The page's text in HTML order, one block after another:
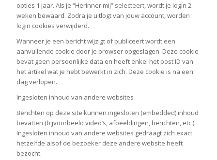
opties 1 jaar. Als je “Herinner mij” selecteert, wordt je login 2
weken bewaard. Zodra je uitlogt van jouw account, worden
login cookies verwijderd.
Wanneer je een bericht wijzigt of publiceert wordt een
aanvullende cookie door je browser opgeslagen. Deze cookie
bevat geen persoonlijke data en heeft enkel het post ID van
het artikel wat je hebt bewerkt in zich. Deze cookie is na een
dag verlopen.
Ingesloten inhoud van andere websites
Berichten op deze site kunnen ingesloten (embedded) inhoud
bevatten (bijvoorbeeld video’s, afbeeldingen, berichten, etc.).
Ingesloten inhoud van andere websites gedraagt zich exact
hetzelfde alsof de bezoeker deze andere website heeft
bezocht.